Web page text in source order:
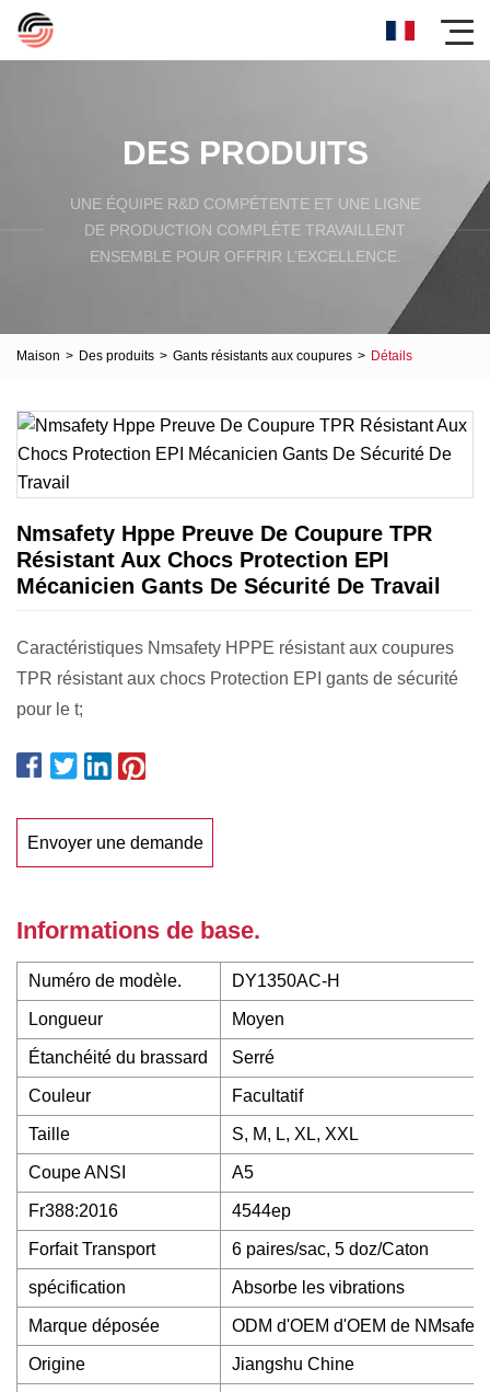
DES PRODUITS
UNE ÉQUIPE R&D COMPÉTENTE ET UNE LIGNE
DE PRODUCTION COMPLÈTE TRAVAILLENT
ENSEMBLE POUR OFFRIR L’EXCELLENCE.
Maison > Des produits > Gants résistants aux coupures > Détails
Nmsafety Hppe Preuve De Coupure TPR
Résistant Aux Chocs Protection EPI
Mécanicien Gants De Sécurité De Travail
Caractéristiques Nmsafety HPPE résistant aux coupures
TPR résistant aux chocs Protection EPI gants de sécurité
pour le t;
Envoyer une demande
Informations de base.
Numéro de modèle. DY1350AC-H
Longueur Moyen
Étanchéité du brassard Serré
Couleur Facultatif
Taille S, M, L, XL, XXL
Coupe ANSI A5
Fr388:2016 4544ep
Forfait Transport 6 paires/sac, 5 doz/Caton
spécification Absorbe les vibrations
Marque déposée ODM d'OEM d'OEM de
Origine Jiangshu Chine